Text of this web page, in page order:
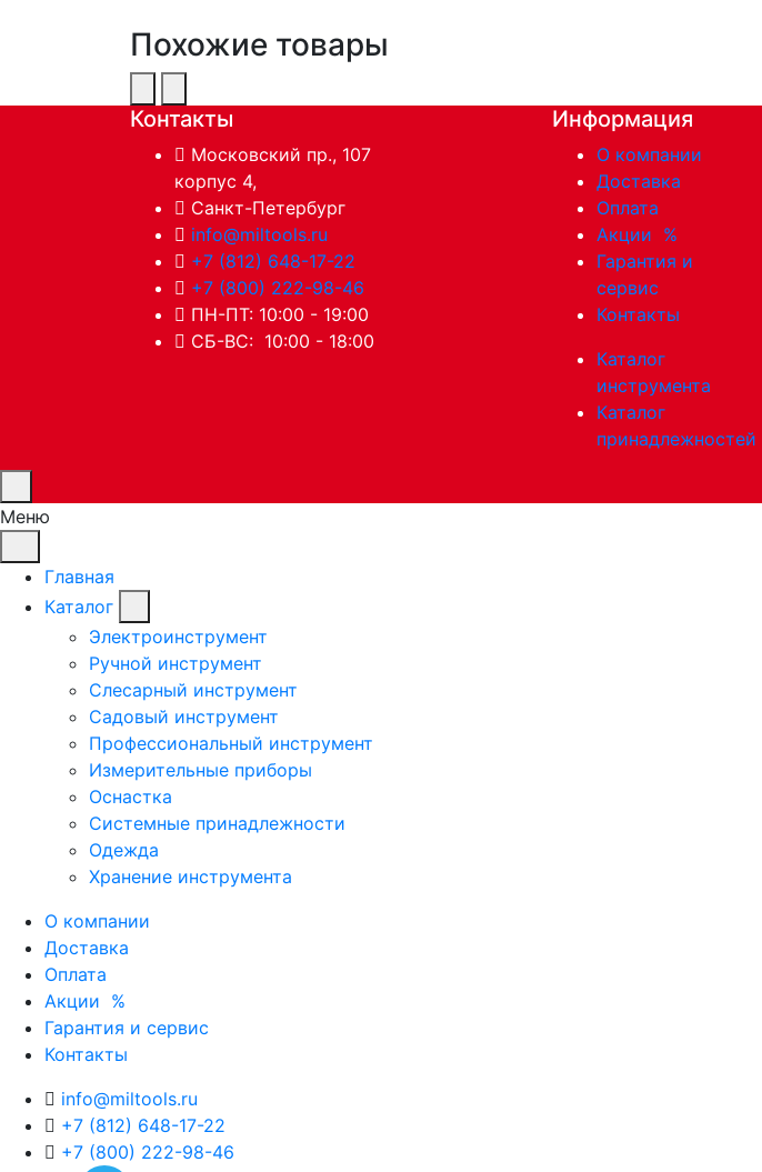
Похожие товары
Контакты
Московский пр., 107
корпус 4,
Санкт-Петербург
info@miltools.ru
+7 (812) 648-17-22
+7 (800) 222-98-46
ПН-ПТ: 10:00 - 19:00
СБ-ВС: 10:00 - 18:00
Информация
О компании
Доставка
Оплата
Акции %
Гарантия и
сервис
Контакты
Каталог
инструмента
Каталог
принадлежностей
Меню
Главная
Каталог
Электроинструмент
Ручной инструмент
Слесарный инструмент
Садовый инструмент
Профессиональный инструмент
Измерительные приборы
Оснастка
Системные принадлежности
Одежда
Хранение инструмента
О компании
Доставка
Оплата
Акции %
Гарантия и сервис
Контакты
info@miltools.ru
+7 (812) 648-17-22
+7 (800) 222-98-46